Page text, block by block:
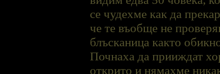
се чудехме как да
че те въобще не
блъсканица както
Почнаха да прииждат
открито и нямахме